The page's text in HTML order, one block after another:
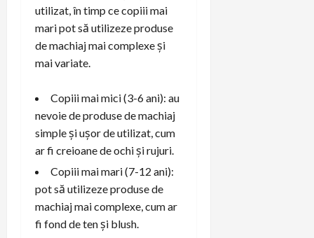
utilizat, în timp ce copiii mai
mari pot să utilizeze produse
de machiaj mai complexe și
mai variate.
Copiii mai mici (3-6 ani): au
nevoie de produse de machiaj
simple și ușor de utilizat, cum
ar fi creioane de ochi și rujuri.
Copiii mai mari (7-12 ani):
pot să utilizeze produse de
machiaj mai complexe, cum ar
fi fond de ten și blush.